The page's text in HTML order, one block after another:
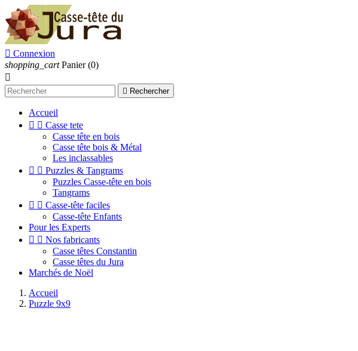
 Connexion
shopping_cart Panier (0)

 Rechercher
Accueil
  Casse tete
Casse tête en bois
Casse tête bois & Métal
Les inclassables
  Puzzles & Tangrams
Puzzles Casse-tête en bois
Tangrams
  Casse-tête faciles
Casse-tête Enfants
Pour les Experts
  Nos fabricants
Casse têtes Constantin
Casse têtes du Jura
Marchés de Noël
Accueil
Puzzle 9x9